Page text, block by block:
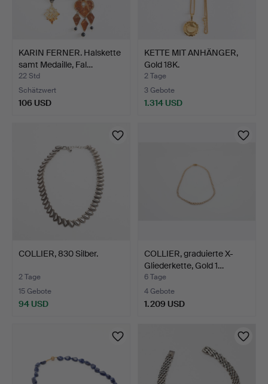
KARIN FERNER. Halskette
samt Medaille, Fal…
22 Std
Schätzwert
106 USD
KETTE MIT ANHÄNGER,
Gold 18K.
2 Tage
3 Gebote
1.314 USD
COLLIER, 830 Silber.
2 Tage
15 Gebote
94 USD
COLLIER, graduierte X-
Gliederkette, Gold 1…
6 Tage
4 Gebote
1.209 USD